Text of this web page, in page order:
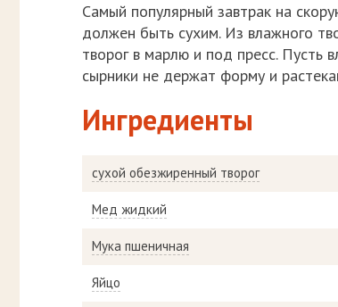
Самый популярный завтрак на
должен быть сухим. Из влажного
творог в марлю и под пресс. Пусть
сырники не держат форму и
Ингредиенты
сухой обезжиренный творог
Мед жидкий
Мука пшеничная
Яйцо